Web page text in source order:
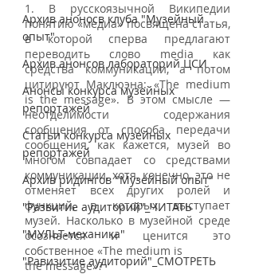
Архив аноносв клуба "Музейный
опыт"
Архив анонсов лабораторий ЦСИ
Анонсы конкурса музейных
репортажей
Статьи конкурса музейных
репортажей
Архив ридингов "Музейный опыт"
"Развитие аудиторий"_ЧИТАТЬ
"МУЛЬТ-механика"
"Равизитие аудиторий"_СМОТРЕТЬ
1. В русскоязычной Википедии
понятию «медиа» посвящена статья,
в которой сперва предлагают
переводить слово media как
средства коммуникации, а потом
цитируют Маклюэна: «The medium
is the message». В этом смысле —
неотделимости содержания
сообщения от способа передачи
сообщения, как кажется, музей во
многом совпадает со средствами
коммуникации, хотя, конечно, это не
отменяет всех других ролей и
функций, в которых выступает
музей. Насколько в музейной среде
осознается и ценится это
собственное «The medium is
the message»?